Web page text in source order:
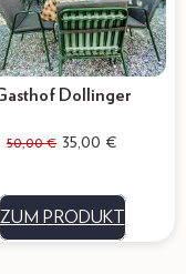
Dollinger
50,00€ 35,00 €
ZUM PRODUKT